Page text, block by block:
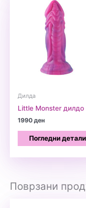
Дилда
Little Monster дилдо
1990ден
Погледни детали
Поврзани